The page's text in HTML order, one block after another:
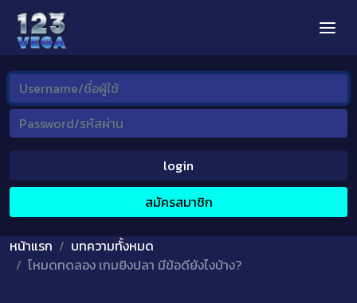
login
สมัครสมาชิก
หน้าแรก
บทความทั้งหมด
โหมดทดลอง เกมยิงปลา มีข้อดียังไงบ้าง?